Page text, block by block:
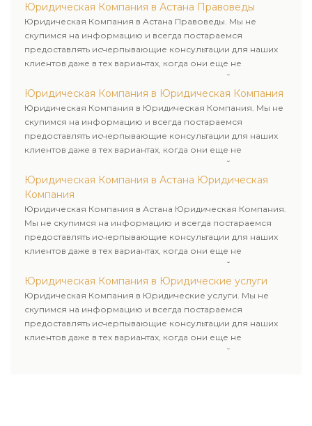
Юридическая Компания в Астана Правоведы
Юридическая Компания в Астана Правоведы. Мы не
скупимся на информацию и всегда постараемся
предоставлять исчерпывающие консультации для наших
клиентов даже в тех вариантах, когда они еще не
пользовались юридическими услугами нашей компании.
Юридическая Компания в Юридическая Компания
Юридическая Компания в Юридическая Компания. Мы не
скупимся на информацию и всегда постараемся
предоставлять исчерпывающие консультации для наших
клиентов даже в тех вариантах, когда они еще не
пользовались юридическими услугами нашей компании.
Юридическая Компания в Астана Юридическая
Компания
Юридическая Компания в Астана Юридическая Компания.
Мы не скупимся на информацию и всегда постараемся
предоставлять исчерпывающие консультации для наших
клиентов даже в тех вариантах, когда они еще не
пользовались юридическими услугами нашей компании.
Юридическая Компания в Юридические услуги
Юридическая Компания в Юридические услуги. Мы не
скупимся на информацию и всегда постараемся
предоставлять исчерпывающие консультации для наших
клиентов даже в тех вариантах, когда они еще не
пользовались юридическими услугами нашей компании.